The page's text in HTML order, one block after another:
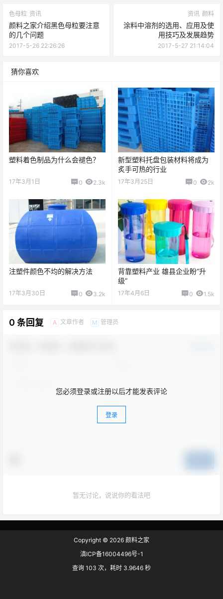
色母粒 资讯
颜料之家介绍黑色母粒要注意
的几个问题
2017-5-26 22:26:26
资讯 颜料
涂料中溶剂的选用、应用及使
用技巧及发展趋势
2017-5-27 21:14:04
猜你喜欢
塑料着色制品为什么会褪色？
17年3月1日 0 2.3k
新型塑料托盘包装材料将成为
炙手可热的行业
17年3月25日 0 2k
注塑件颜色不均的解决方法
17年3月30日 0 3.2k
背靠塑料产业 雄县企业盼“升
级”
17年4月6日 0 1.5k
0 条回复 A 文章作者 M 管理员
您必须登录或注册以后才能发表评论
登录
暂无讨论，说说你的看法吧
Copyright © 2026 颜料之家
滇ICP备16004496号-1
查询 103 次，耗时 3.9646 秒